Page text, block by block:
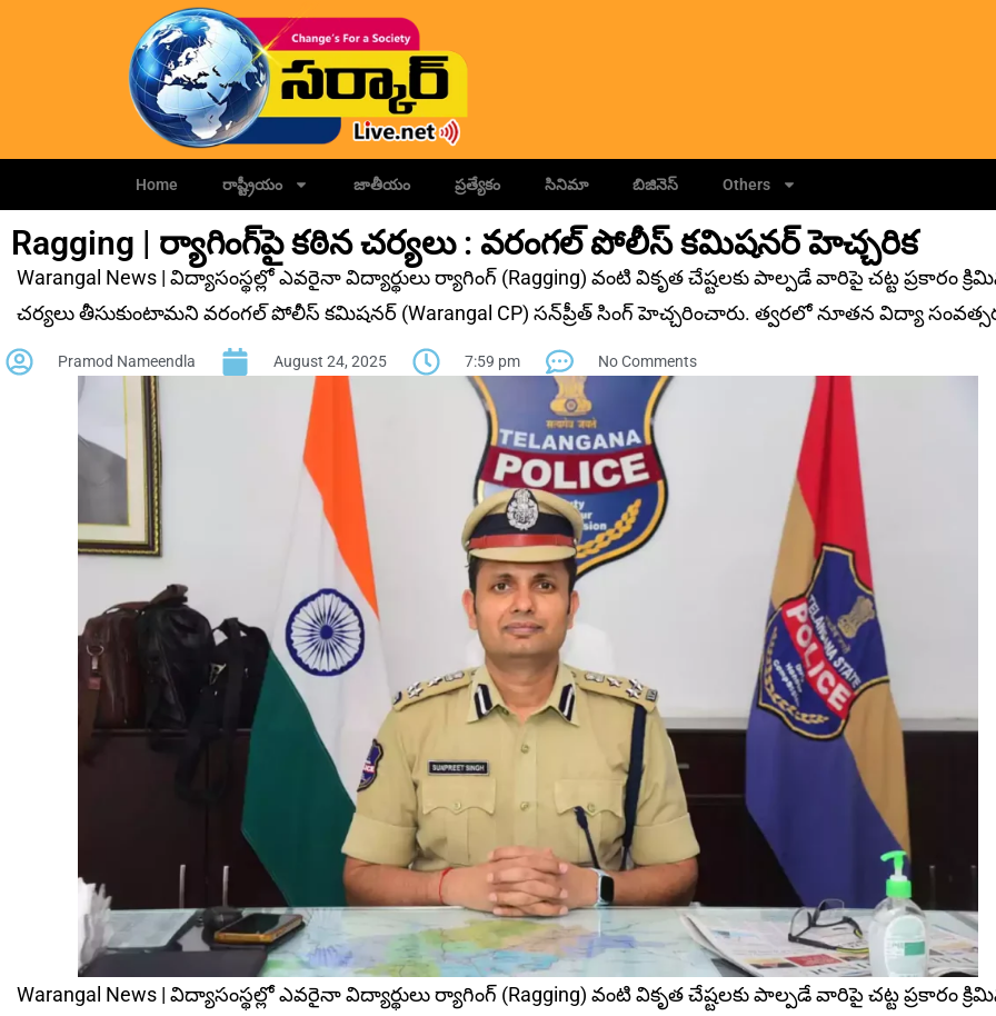
Home రాష్ట్రీయం జాతీయం ప్రత్యేకం సినిమా బిజినెస్ Others
Ragging | ర్యాగింగ్‌పై కఠిన చర్యలు : వరంగల్ పోలీస్ కమిషనర్ హెచ్చరిక
Warangal News | విద్యాసంస్థల్లో ఎవరైనా విద్యార్థులు ర్యాగింగ్ (Ragging) వంటి వికృత చేష్టలకు పాల్పడే వారిపై చ‌ట్ట ప్ర‌కారం
చర్యలు తీసుకుంటామని వరంగల్‌ పోలీస్‌ కమిషనర్ (Warangal CP) స‌న్‌ప్రీత్ సింగ్‌ హెచ్చరించారు. త్వరలో నూతన విద్యా
Pramod Nameendla August 24, 2025 7:59 pm No Comments
Warangal News | విద్యాసంస్థల్లో ఎవరైనా విద్యార్థులు ర్యాగింగ్ (Ragging) వంటి వికృత చేష్టలకు పాల్పడే వారిపై చ‌ట్ట ప్ర‌కారం